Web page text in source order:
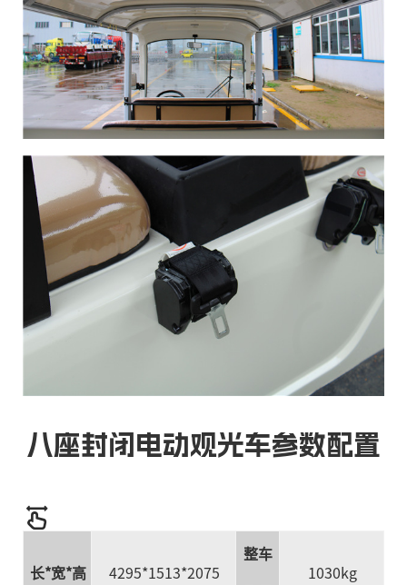
八座封闭电动观光车参数配置
长*宽*高 4295*1513*2075
整车
1030kg